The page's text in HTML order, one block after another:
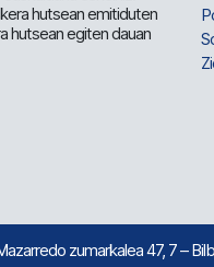
hutsean emitiduten
hutsean egiten dauan
zumarkalea 47, 7 –